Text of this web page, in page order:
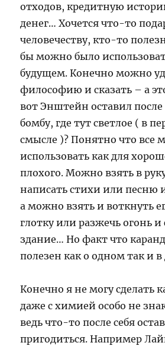
отходов, кредитную
денег… Хочется что-то
человечеству, кто-то
бы можно было
будущем. Конечно можно
философию и сказать – а
вот Энштейн оставил после
бомбу, где тут светлое ( в
смысле )? Понятно что все
использовать как для
плохого. Можно взять в
написать стихи или песню
а можно взять и воткнуть
глотку или разжечь огонь и
здание… Но факт что
полезен как о одном так и в
Конечно я не могу сделать
даже с химией особо не
ведь что-то после себя
пригодиться. Например